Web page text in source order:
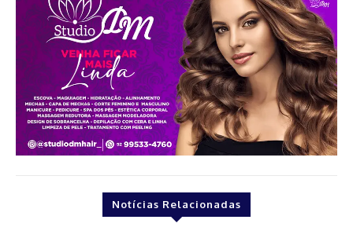
Notícias Relacionadas